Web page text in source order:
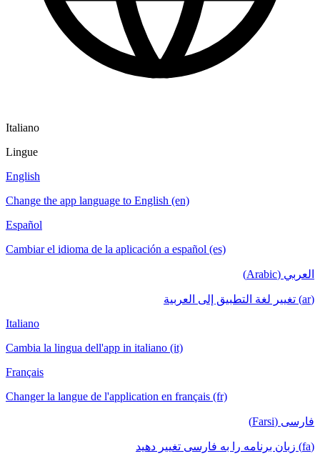
Italiano
Lingue
English
Change the app language to English (en)
Español
Cambiar el idioma de la aplicación a español (es)
العربي (Arabic)
(ar) تغيير لغة التطبيق إلى العربية
Italiano
Cambia la lingua dell'app in italiano (it)
Français
Changer la langue de l'application en français (fr)
فارسی (Farsi)
(fa) زبان برنامه را به فارسی تغییر دهید